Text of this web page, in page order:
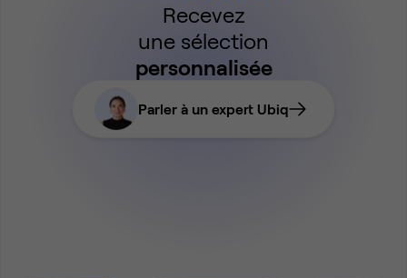
Recevez
une sélection
personnalisée
Parler à un expert Ubiq